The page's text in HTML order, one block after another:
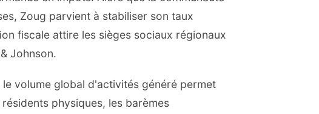
Zoug parvient à stabiliser son taux
fiscale attire les sièges sociaux régionaux
Johnson.
volume global d'activités généré permet
physiques, les barèmes